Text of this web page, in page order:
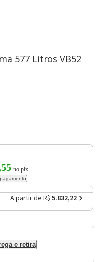
577 Litros VB52
no pix
A partir de R$ 5.832,22
e retira